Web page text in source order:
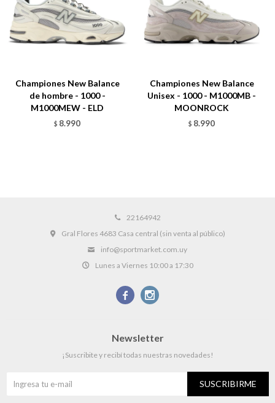
Championes New Balance
de hombre - 1000 -
M1000MEW - ELD
$ 8.990
Championes New Balance
Unisex - 1000 - M1000MB -
MOONROCK
$ 8.990
22164942
Gral Flores 4683 Casa central (sin venta al público)
info@sportmarket.com.uy
Lunes a Viernes 10:00 a 17:30
 
Newsletter
¡Suscribite y recibí todas nuestras novedades!
SUSCRIBIRME